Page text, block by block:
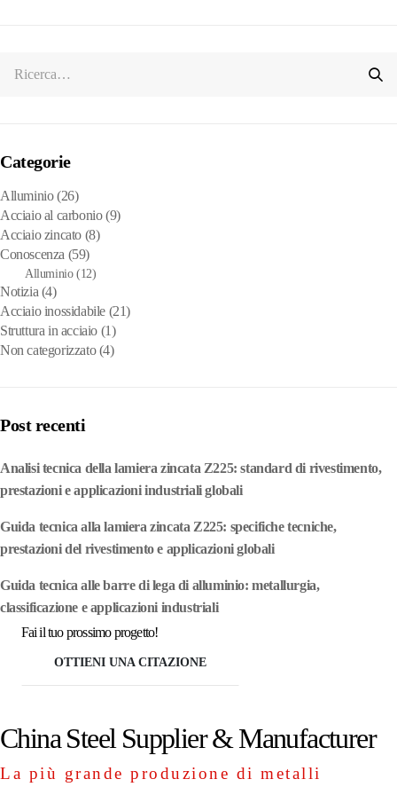
Categorie
Alluminio(26)
Acciaio al carbonio(9)
Acciaio zincato (8)
Conoscenza (59)
Alluminio (12)
Notizia (4)
Acciaio inossidabile (21)
Struttura in acciaio (1)
Non categorizzato(4)
Post recenti
Analisi tecnica della lamiera zincata Z225: standard di rivestimento,
prestazioni e applicazioni industriali globali
Guida tecnica alla lamiera zincata Z225: specifiche tecniche,
prestazioni del rivestimento e applicazioni globali
Guida tecnica alle barre di lega di alluminio: metallurgia,
classificazione e applicazioni industriali
Fai il tuo prossimo progetto!
OTTIENI UNA CITAZIONE
China Steel Supplier & Manufacturer
La più grande produzione di metalli